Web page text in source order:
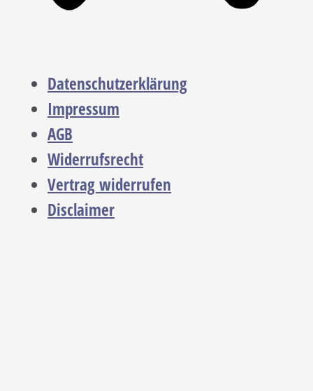
Datenschutzerklärung
Impressum
AGB
Widerrufsrecht
Vertrag widerrufen
Disclaimer